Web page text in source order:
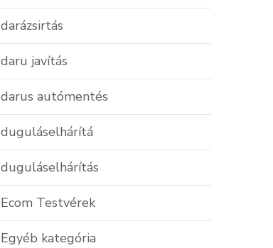
darázsirtás
daru javítás
darus autómentés
duguláselhárítá
duguláselhárítás
Ecom Testvérek
Egyéb kategória